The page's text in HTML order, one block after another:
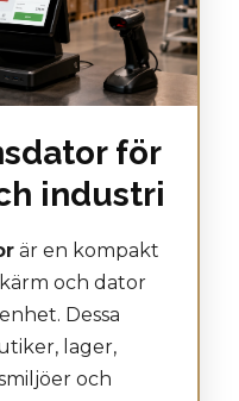
för
industri
är en kompakt
och dator
Dessa
lager,
och